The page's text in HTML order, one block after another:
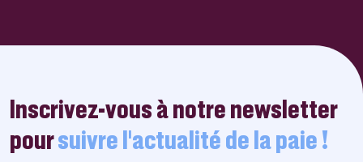
Inscrivez-vous à notre newsletter
poursuivre l’actualité de la paie !